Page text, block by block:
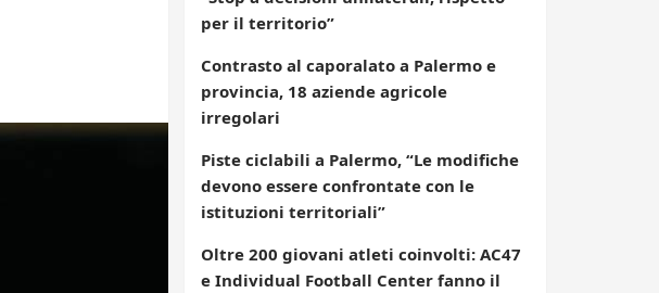
per il territorio”
Contrasto al caporalato a Palermo e
provincia, 18 aziende agricole
irregolari
Piste ciclabili a Palermo, “Le modifiche
devono essere confrontate con le
istituzioni territoriali”
Oltre 200 giovani atleti coinvolti: AC47
e Individual Football Center fanno il